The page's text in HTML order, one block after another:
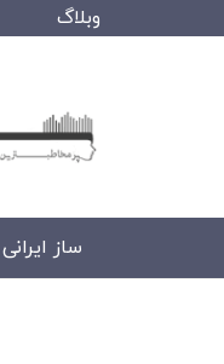
وبلاگ
ساز ایرانی